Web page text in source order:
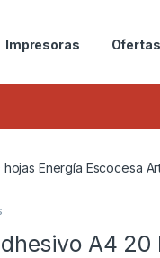
Impresoras
Energía Escocesa
A4 20